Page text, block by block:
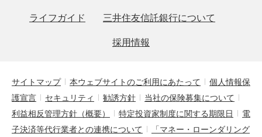
ライフガイド
三井住友信託銀行について
採用情報
サイトマップ 本ウェブサイトのご利用にあたって
個人情報保
護宣言
セキュリティ 勧誘方針
当社の保険募集について
利益相反管理方針（概要）
特定投資家制度に関する期限日
電
子決済等代行業者との連携について
「マネー・ローンダリング